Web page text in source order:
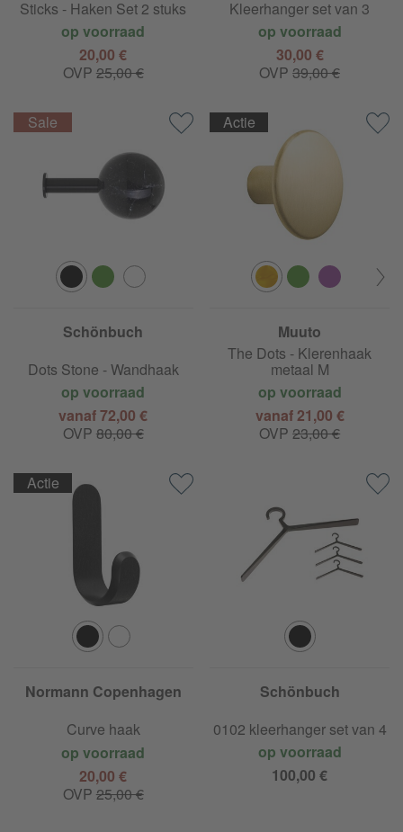
Sticks - Haken Set 2 stuks
op voorraad
20,00 €
OVP 25,00 €
Kleerhanger set van 3
op voorraad
30,00 €
OVP39,00 €
Schönbuch
Dots Stone - Wandhaak
op voorraad
vanaf 72,00 €
OVP 80,00 €
Muuto
The Dots - Klerenhaak
metaal M
op voorraad
vanaf 21,00 €
OVP23,00 €
Actie
Normann Copenhagen
Curve haak
op voorraad
20,00 €
OVP 25,00 €
Actie
Schönbuch
0102 kleerhanger set van 4
op voorraad
100,00 €